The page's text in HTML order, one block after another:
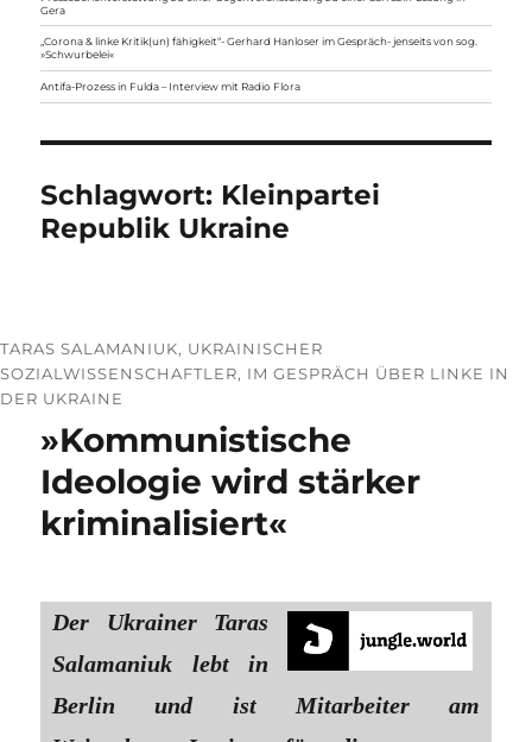
Gera
„Corona & linke Kritik(un) fähigkeit“- Gerhard Hanloser im Gespräch- jenseits von sog.
»Schwurbelei«
Antifa-Prozess in Fulda – Interview mit Radio Flora
Schlagwort: Kleinpartei
Republik Ukraine
TARAS SALAMANIUK, UKRAINISCHER
SOZIALWISSENSCHAFTLER, IM GESPRÄCH ÜBER LINKE IN
DER UKRAINE
»Kommunistische
Ideologie wird stärker
kriminalisiert«
Der Ukrainer Taras
Salamaniuk lebt in
Berlin und ist Mitarbeiter am